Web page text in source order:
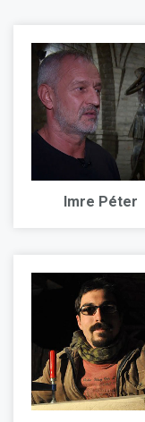
Imre Péter